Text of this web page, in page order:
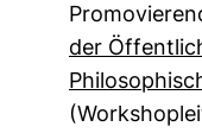
der